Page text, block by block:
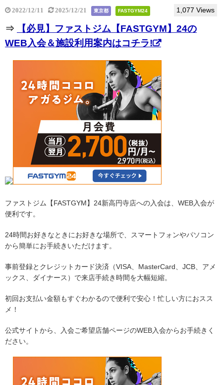
2022/12/11 2025/12/21 東京都 FASTGYM24 1,077 Views
⇒
【必見】ファストジム【FASTGYM】24の
WEB入会＆施設利用案内はコチラ!
ファストジム【FASTGYM】24新高円寺店への入会は、WEB入会が
便利です。
24時間お好きなときにお好きな場所で、スマートフォンやパソコン
から簡単にお手続きいただけます。
事前登録とクレジットカード決済（VISA、MasterCard、JCB、アメ
ックス、ダイナース）で来店手続き時間を大幅短縮。
初回お支払い金額もすぐわかるので便利で安心！忙しい方におスス
メ！
公式サイトから、入会ご希望店舗ページのWEB入会からお手続きく
ださい。